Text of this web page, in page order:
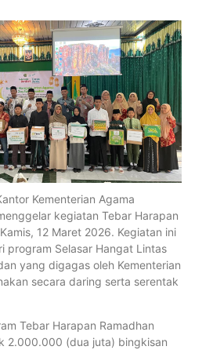
Kementerian Agama
kegiatan Tebar Harapan
12 Maret 2026. Kegiatan ini
program Selasar Hangat Lintas
yang digagas oleh Kementerian
secara daring serta serentak
Tebar Harapan Ramadhan
2.000.000 (dua juta) bingkisan